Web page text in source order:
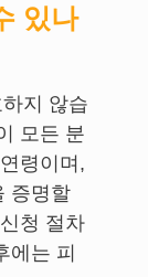
있나
지 않습
모든 분
령이며,
증명할
청 절차
에는 피